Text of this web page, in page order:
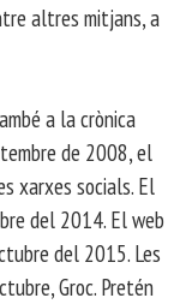
altres mitjans, a
a la crònica
de 2008, el
xarxes socials. El
del 2014. El web
del 2015. Les
Groc. Pretén